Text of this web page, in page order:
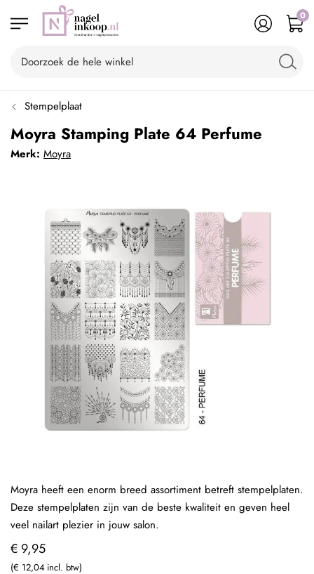
0
Stempelplaat
Moyra Stamping Plate 64 Perfume
Merk: Moyra
€ 9,95
€ 12,04
Moyra heeft een enorm breed assortiment betreft stempelplaten.
Deze stempelplaten zijn van de beste kwaliteit en geven heel
veel nailart plezier in jouw salon.